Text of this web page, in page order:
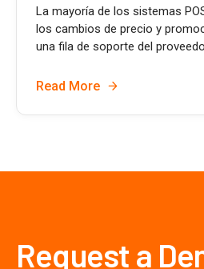
La mayoría de los sistemas
los cambios de precio y
una fila de soporte del
Read More
Request a